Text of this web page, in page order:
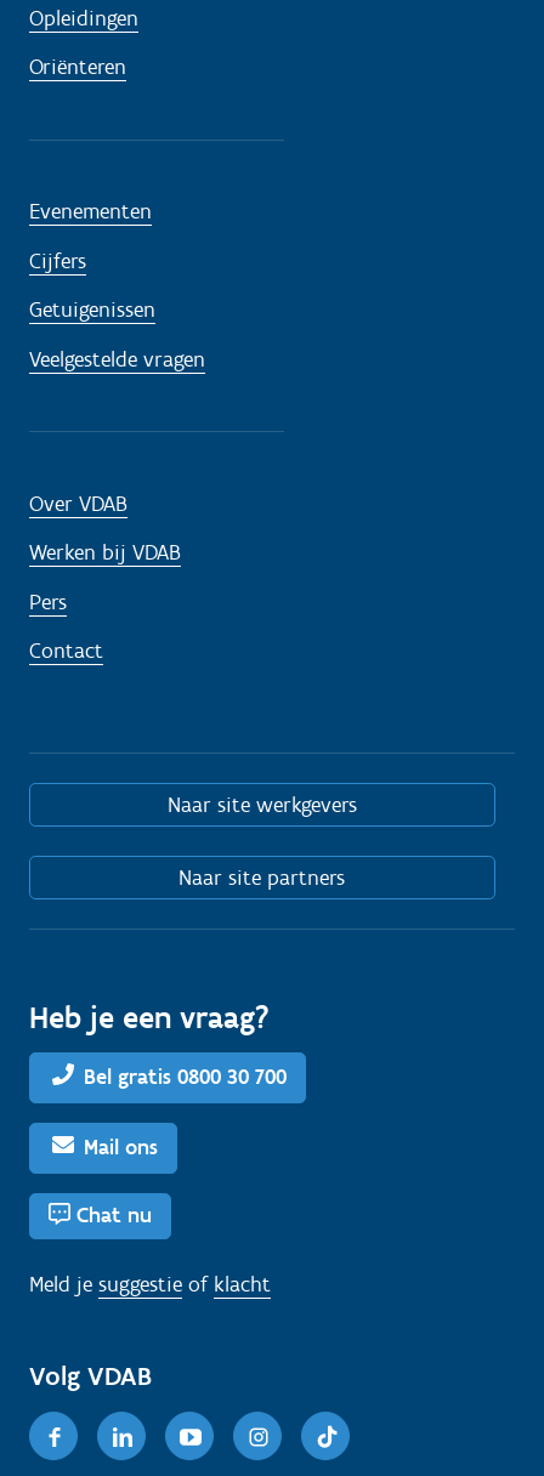
Opleidingen
Oriënteren
Evenementen
Cijfers
Getuigenissen
Veelgestelde vragen
Over VDAB
Werken bij VDAB
Pers
Contact
Naar site werkgevers
Naar site partners
Heb je een vraag?
Bel gratis 0800 30 700
Mail ons
Chat nu
Meld je suggestie of klacht
Volg VDAB
FacebookLinkedinYoutubeInstagram